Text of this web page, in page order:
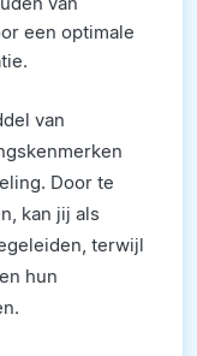
een optimale
van
Door te
kan jij als
terwijl
hun